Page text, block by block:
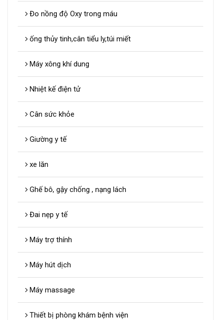
Đo nồng độ Oxy trong máu
ống thủy tinh,cân tiểu ly,túi miết
Máy xông khí dung
Nhiệt kế điện tử
Cân sức khỏe
Giường y tế
xe lăn
Ghế bô, gậy chống , nạng lách
Đai nẹp y tế
Máy trợ thính
Máy hút dịch
Máy massage
Thiết bị phòng khám bệnh viện